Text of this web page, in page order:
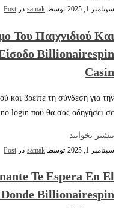
سپتامبر 1, 2025 توسط samak در Post
Του Παιχνιδιού Και
Billionairespin
Casin
και βρείτε τη σύνδεση για την
login που θα σας οδηγήσει σε…
بیشتر بخوانید
سپتامبر 1, 2025 توسط samak در Post
Te Espera En El
Billionairespin